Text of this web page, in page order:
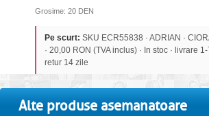
Grosime: 20 DEN
Pe scurt: SKU ECR55838 · ADRIAN ·
· 20,00 RON (TVA inclus) · In stoc · livrare 1-
retur 14 zile
Alte produse asemanatoare